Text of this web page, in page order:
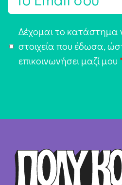
π
ή
Δέχομαι το κατάστημα
στοιχεία που έδωσα,
επικοινωνήσει μαζί μου